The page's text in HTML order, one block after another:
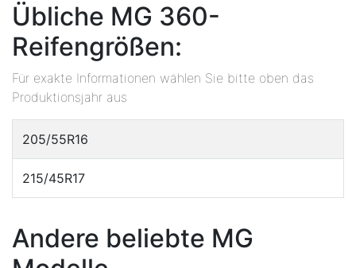
Übliche MG 360-
Reifengrößen:
Für exakte Informationen wählen Sie bitte oben das
Produktionsjahr aus
205/55R16
215/45R17
Andere beliebte MG